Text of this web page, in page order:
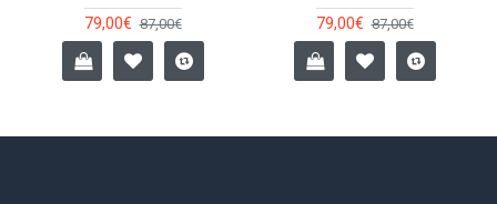
79,00€ 87,00€ 79,00€ 87,00€